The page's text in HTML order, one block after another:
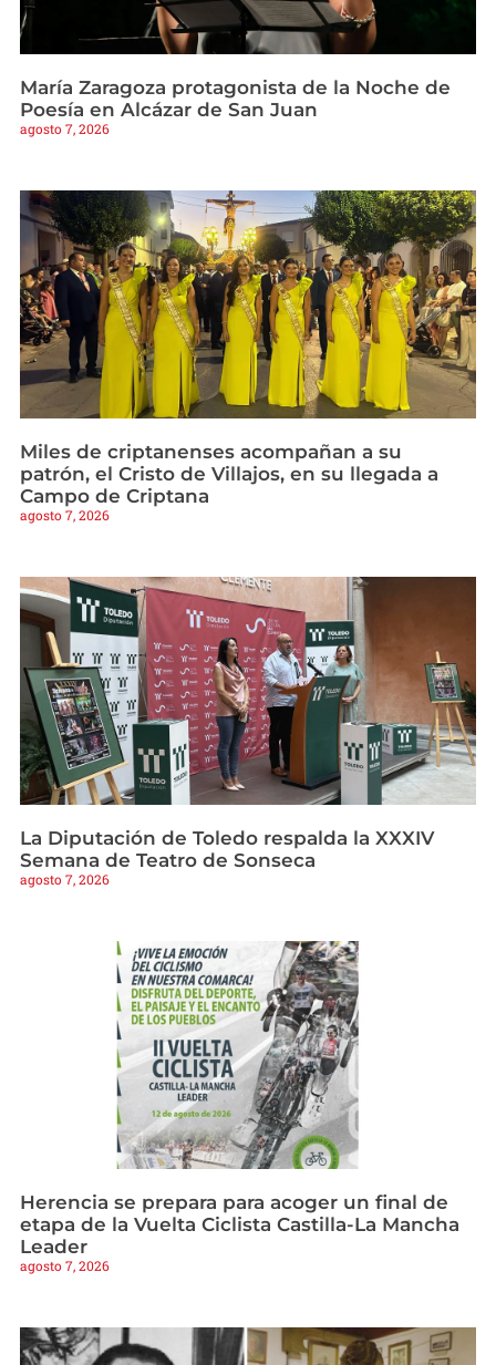
María Zaragoza protagonista de la Noche de
Poesía en Alcázar de San Juan
agosto 7, 2026
Miles de criptanenses acompañan a su
patrón, el Cristo de Villajos, en su llegada a
Campo de Criptana
agosto 7, 2026
La Diputación de Toledo respalda la XXXIV
Semana de Teatro de Sonseca
agosto 7, 2026
Herencia se prepara para acoger un final de
etapa de la Vuelta Ciclista Castilla-La Mancha
Leader
agosto 7, 2026